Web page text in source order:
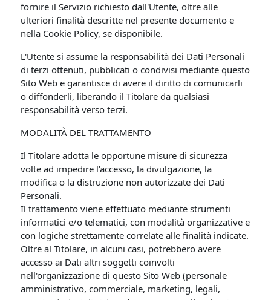
fornire il Servizio richiesto dall'Utente, oltre alle
ulteriori finalità descritte nel presente documento e
nella Cookie Policy, se disponibile.
L'Utente si assume la responsabilità dei Dati Personali
di terzi ottenuti, pubblicati o condivisi mediante questo
Sito Web e garantisce di avere il diritto di comunicarli
o diffonderli, liberando il Titolare da qualsiasi
responsabilità verso terzi.
MODALITÀ DEL TRATTAMENTO
Il Titolare adotta le opportune misure di sicurezza
volte ad impedire l'accesso, la divulgazione, la
modifica o la distruzione non autorizzate dei Dati
Personali.
Il trattamento viene effettuato mediante strumenti
informatici e/o telematici, con modalità organizzative e
con logiche strettamente correlate alle finalità indicate.
Oltre al Titolare, in alcuni casi, potrebbero avere
accesso ai Dati altri soggetti coinvolti
nell'organizzazione di questo Sito Web (personale
amministrativo, commerciale, marketing, legali,